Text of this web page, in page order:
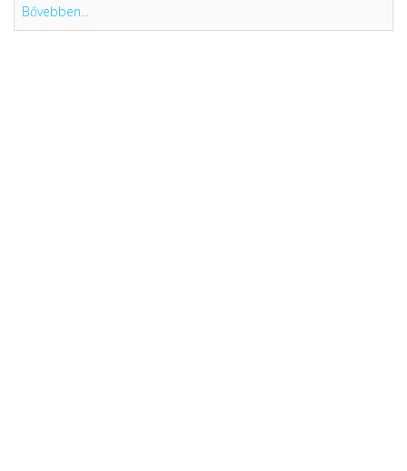
Bővebben...